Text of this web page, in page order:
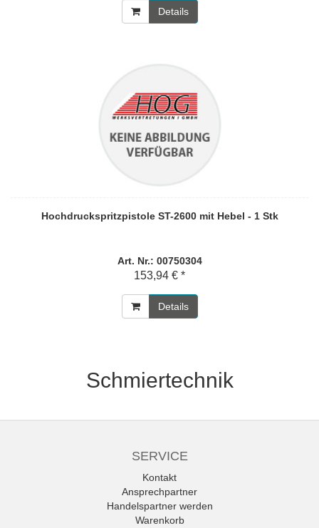
Details
Hochdruckspritzpistole ST-2600 mit Hebel - 1 Stk
Art. Nr.: 00750304
153,94 € *
Details
Schmiertechnik
SERVICE
Kontakt
Ansprechpartner
Handelspartner werden
Warenkorb